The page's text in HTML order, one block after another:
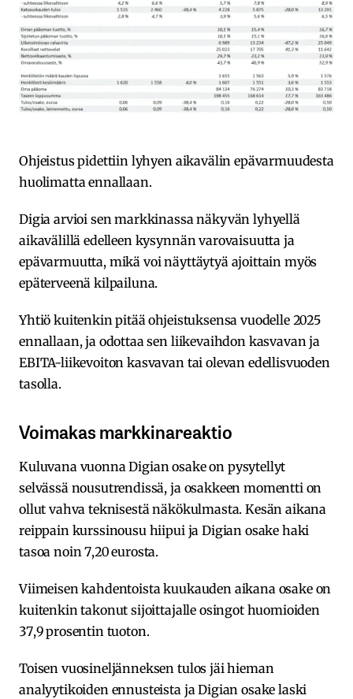
Ohjeistus pidettiin lyhyen aikavälin epävarmuudesta
huolimatta ennallaan.
Digia arvioi sen markkinassa näkyvän lyhyellä
aikavälillä edelleen kysynnän varovaisuutta ja
epävarmuutta, mikä voi näyttäytyä ajoittain myös
epäterveenä kilpailuna.
Yhtiö kuitenkin pitää ohjeistuksensa vuodelle 2025
ennallaan, ja odottaa sen liikevaihdon kasvavan ja
EBITA-liikevoiton kasvavan tai olevan edellisvuoden
tasolla.
Voimakas markkinareaktio
Kuluvana vuonna Digian osake on pysytellyt
selvässä nousutrendissä, ja osakkeen momentti on
ollut vahva teknisestä näkökulmasta. Kesän aikana
reippain kurssinousu hiipui ja Digian osake haki
tasoa noin 7,20 eurosta.
Viimeisen kahdentoista kuukauden aikana osake on
kuitenkin takonut sijoittajalle osingot huomioiden
37,9 prosentin tuoton.
Toisen vuosineljänneksen tulos jäi hieman
analyytikoiden ennusteista ja Digian osake laski